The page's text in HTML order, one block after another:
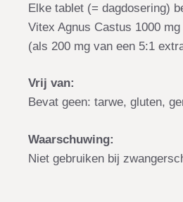
Elke tablet (= dagdosering)
Vitex Agnus Castus 1000 mg
(als 200 mg van een 5:1
Vrij van:
Bevat geen: tarwe, gluten,
Waarschuwing:
Niet gebruiken bij